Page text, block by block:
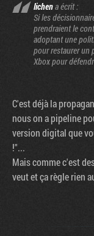
lichena écrit :
Si les
prendraient le
adoptant une
pour restaurer un
Xbox pour
C'est déjà la
nous on a pipeline
version digital que
!"...
Mais comme c'est
veut et ça règle rien